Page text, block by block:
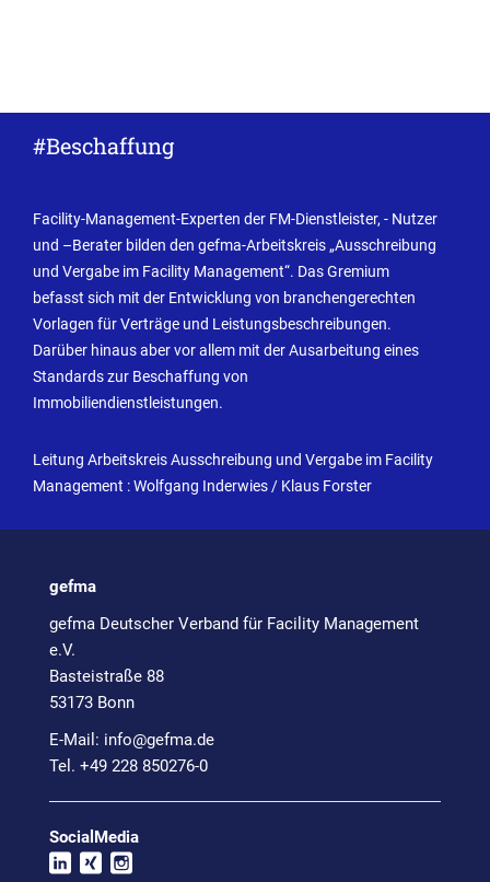
#Beschaffung
Facility-Management-Experten der FM-Dienstleister, - Nutzer
und –Berater bilden den gefma-Arbeitskreis „Ausschreibung
und Vergabe im Facility Management“. Das Gremium
befasst sich mit der Entwicklung von branchengerechten
Vorlagen für Verträge und Leistungsbeschreibungen.
Darüber hinaus aber vor allem mit der Ausarbeitung eines
Standards zur Beschaffung von
Immobiliendienstleistungen.
Leitung Arbeitskreis Ausschreibung und Vergabe im Facility
Management : Wolfgang Inderwies / Klaus Forster
gefma
gefma Deutscher Verband für Facility Management
e.V.
Basteistraße 88
53173 Bonn
E-Mail: info@gefma.de
Tel. +49 228 850276-0
SocialMedia